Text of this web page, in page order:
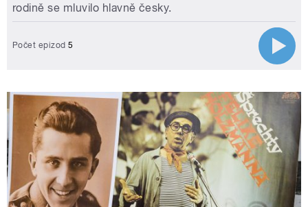
rodině se mluvilo hlavně česky.
Počet epizod 5